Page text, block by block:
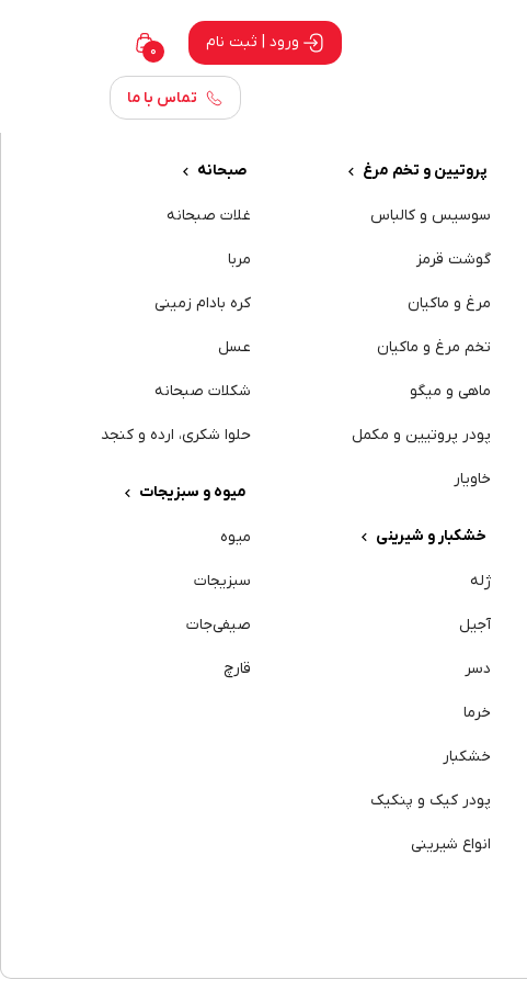
ورود | ثبت نام 0
تماس با ما
پروتیین و تخم مرغ
سوسیس و کالباس
گوشت قرمز
مرغ و ماکیان
تخم مرغ و ماکیان
ماهی و میگو
پودر پروتیین و مکمل
خاویار
خشکبار و شیرینی
ژله
آجیل
دسر
خرما
خشکبار
پودر کیک و پنکیک
انواع شیرینی
صبحانه
غلات صبحانه
مربا
کره بادام زمینی
عسل
شکلات صبحانه
حلوا شکری، ارده و کنجد
میوه و سبزیجات
میوه
سبزیجات
صیفی‌جات
قارچ